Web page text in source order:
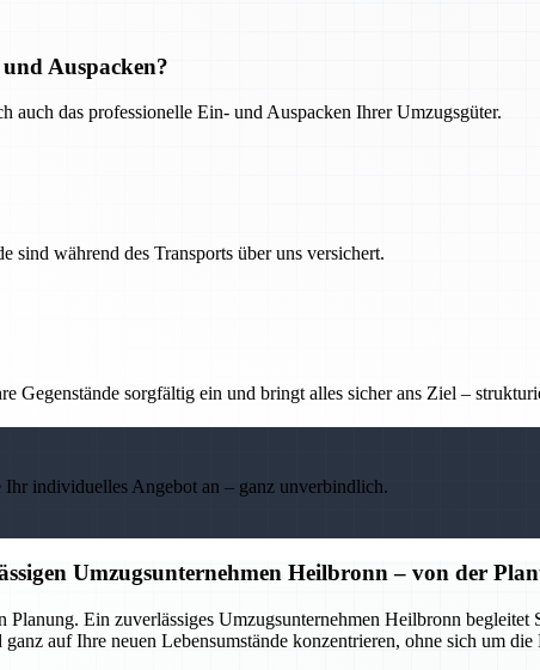
Auspacken?
auch das professionelle Ein- und Auspacken Ihrer Umzugsgüter.
sind während des Transports über uns versichert.
Gegenstände sorgfältig ein und bringt alles sicher ans Ziel –
individuelles Angebot an – ganz unverbindlich.
Umzugsunternehmen Heilbronn – von der
Ein zuverlässiges Umzugsunternehmen Heilbronn
auf Ihre neuen Lebensumstände konzentrieren, ohne sich um